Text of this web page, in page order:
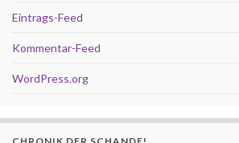
Eintrags-Feed
Kommentar-Feed
WordPress.org